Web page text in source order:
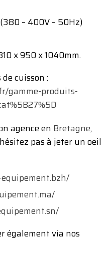
– 400V – 50Hz)
x 950 x 1040mm.
cuisson :
gamme-produits-
agence en Bretagne,
pas à jeter un oeil
également via nos